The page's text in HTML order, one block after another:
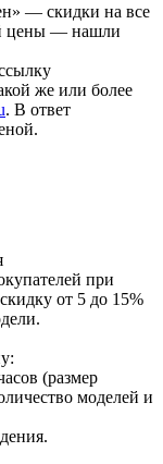
— скидки на все
цены — нашли
же или более
. В ответ
при
от 5 до 15%
(размер
моделей и